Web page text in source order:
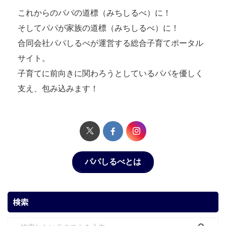
これからのパパの道標（みちしるべ）に！
そしてパパが家族の道標（みちしるべ）に！
合同会社パパしるべが運営する総合子育てポータル
サイト。
子育てに前向きに関わろうとしているパパを優しく
支え、包み込みます！
パパしるべとは
検索